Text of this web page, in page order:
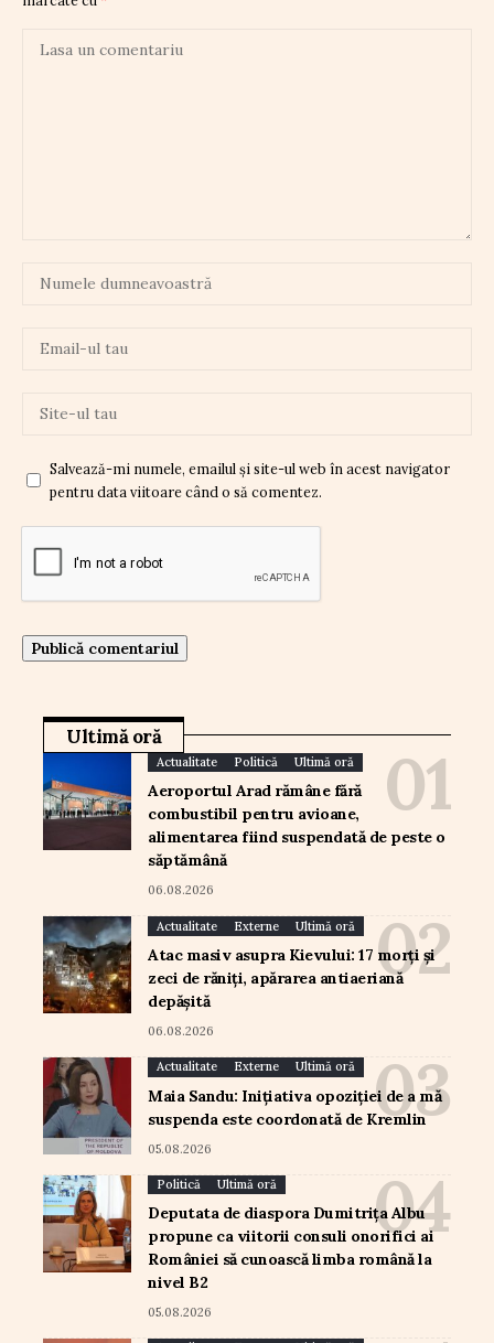
Salvează-mi numele, emailul și site-ul web în acest navigator
pentru data viitoare când o să comentez.
Ultimă oră
Actualitate Politică Ultimă oră
Aeroportul Arad rămâne fără
combustibil pentru avioane,
alimentarea fiind suspendată de peste o
săptămână
06.08.2026
Actualitate Externe Ultimă oră
Atac masiv asupra Kievului: 17 morți și
zeci de răniți, apărarea antiaeriană
depășită
06.08.2026
Actualitate Externe Ultimă oră
Maia Sandu: Inițiativa opoziției de a mă
suspenda este coordonată de Kremlin
05.08.2026
Politică Ultimă oră
Deputata de diaspora Dumitrița Albu
propune ca viitorii consuli onorifici ai
României să cunoască limba română la
nivel B2
05.08.2026